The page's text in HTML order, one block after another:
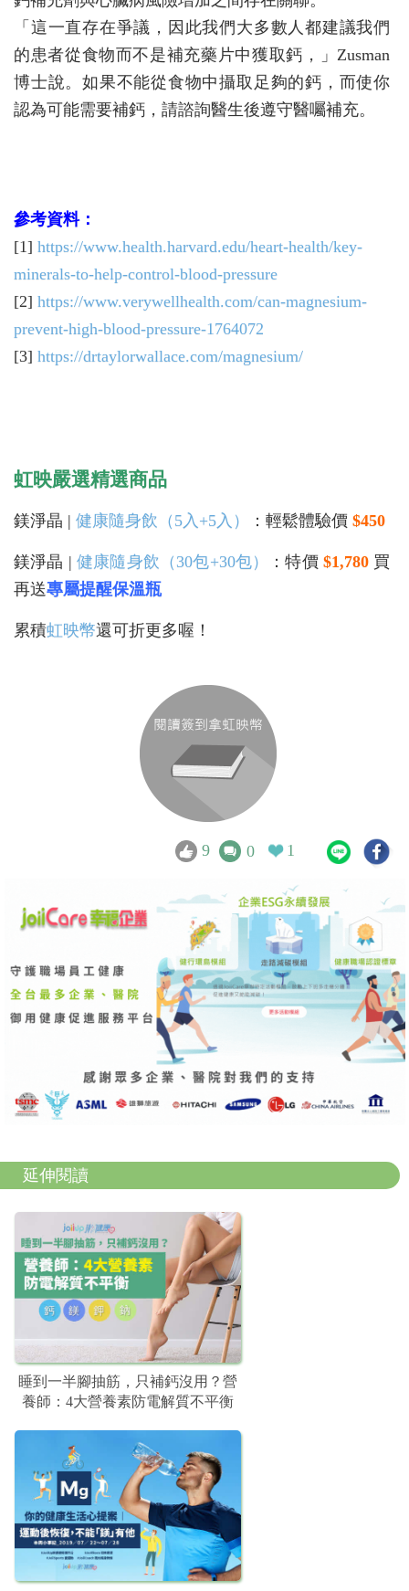
「這一直存在爭議，因此我們大多數人都建議我們
的患者從食物而不是補充藥片中獲取鈣，」Zusman
博士說。如果不能從食物中攝取足夠的鈣，而使你
認為可能需要補鈣，請諮詢醫生後遵守醫囑補充。
參考資料：
[1] https://www.health.harvard.edu/heart-health/key-
minerals-to-help-control-blood-pressure
[2] https://www.verywellhealth.com/can-magnesium-
prevent-high-blood-pressure-1764072
[3] https://drtaylorwallace.com/magnesium/
虹映嚴選精選商品
鎂淨晶 | 健康隨身飲（5入+5入） ：輕鬆體驗價 $450
鎂淨晶 | 健康隨身飲（30包+30包） ：特價 $1,780買
再送專屬提醒保溫瓶
累積虹映幣還可折更多喔！
9 0 1
延伸閱讀
睡到一半腳抽筋，只補鈣沒用？營
養師：4大營養素防電解質不平衡